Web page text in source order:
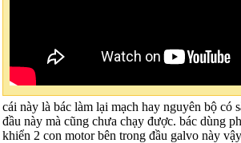
cái này là bác làm lại mạch hay nguyên bộ có
đầu này mà cũng chưa chạy được. bác dùng
khiển 2 con motor bên trong đầu galvo này